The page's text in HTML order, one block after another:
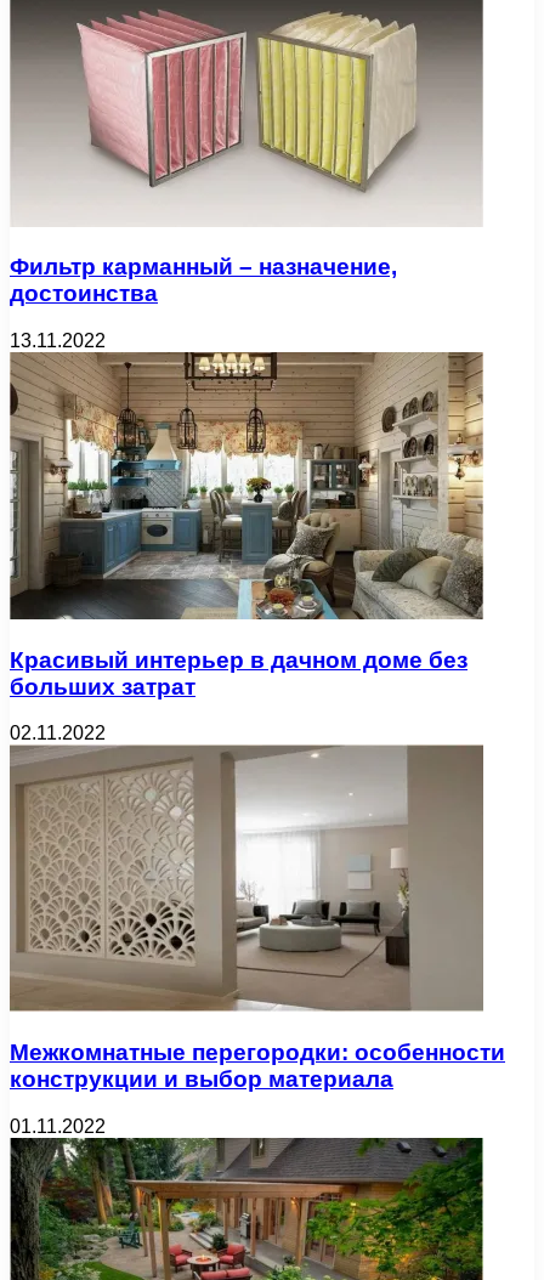
Фильтр карманный – назначение,
достоинства
13.11.2022
Красивый интерьер в дачном доме без
больших затрат
02.11.2022
Межкомнатные перегородки: особенности
конструкции и выбор материала
01.11.2022